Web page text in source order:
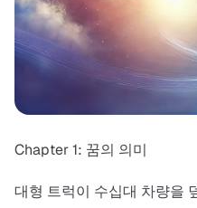
Chapter 1: 꿈의 의미
대형 트럭이 수십대 차량을